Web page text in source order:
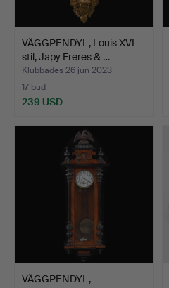
VÄGGPENDYL, Louis XVI-
stil, Japy Freres & …
Klubbades 26 jun 2023
17 bud
239 USD
VÄGGPENDYL,